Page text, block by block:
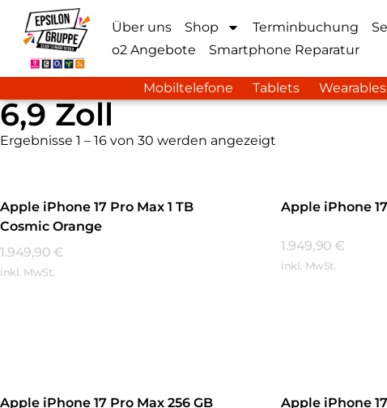
Über uns Shop Terminbuchung
o2 Angebote
Smartphone Reparatur
Mobiltelefone Tablets Wearables
6,9 Zoll
Ergebnisse 1 – 16 von 30 werden angezeigt
Apple iPhone 17 Pro Max 1 TB
Cosmic Orange
1.949,90 €
inkl. MwSt.
Apple iPhone
1.949,90 €
inkl. MwSt.
Apple iPhone 17 Pro Max 256 GB
Apple iPhone